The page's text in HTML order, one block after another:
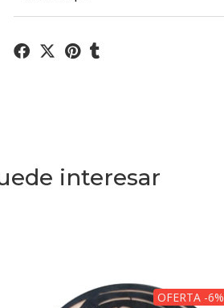
interesar
OFERTA -6%